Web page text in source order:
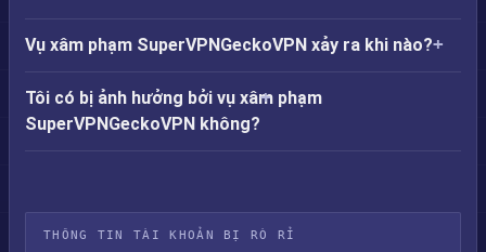
Vụ xâm phạm SuperVPNGeckoVPN xảy ra khi nào?
Tôi có bị ảnh hưởng bởi vụ xâm phạm
SuperVPNGeckoVPN không?
THÔNG TIN TÀI KHOẢN BỊ RÒ RỈ